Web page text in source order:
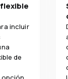
incluir
de